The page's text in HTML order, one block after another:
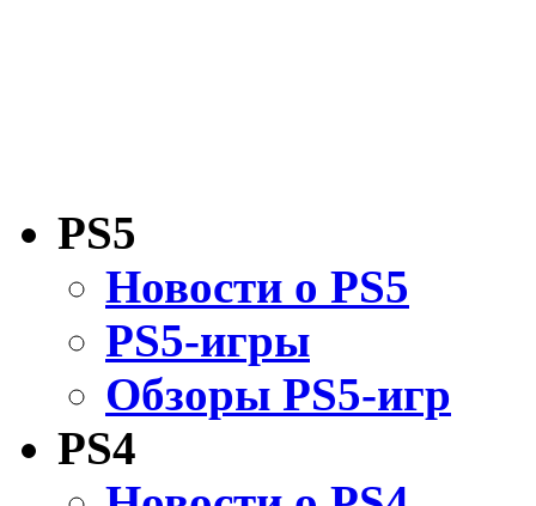
PS5
Новости о PS5
PS5-игры
Обзоры PS5-игр
PS4